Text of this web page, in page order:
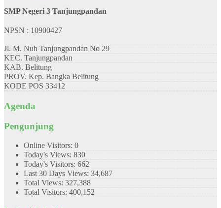
SMP Negeri 3 Tanjungpandan
NPSN : 10900427
Jl. M. Nuh Tanjungpandan No 29
KEC. Tanjungpandan
KAB. Belitung
PROV. Kep. Bangka Belitung
KODE POS 33412
Agenda
Pengunjung
Online Visitors: 0
Today's Views: 830
Today's Visitors: 662
Last 30 Days Views: 34,687
Total Views: 327,388
Total Visitors: 400,152